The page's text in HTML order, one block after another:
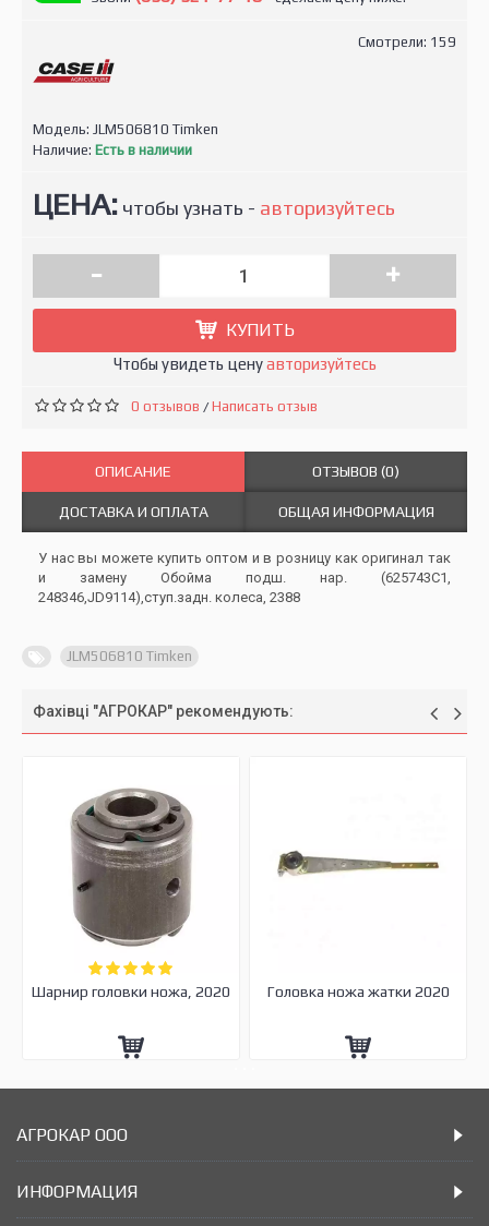
Смотрели: 159
Модель: JLM506810 Timken
Наличие: Есть в наличии
ЦЕНА: чтобы узнать - авторизуйтесь
- +
КУПИТЬ
Чтобы увидеть ценуавторизуйтесь
0 отзывов /Написать отзыв
ОПИСАНИЕ ОТЗЫВОВ (0)
ДОСТАВКА И ОПЛАТА ОБЩАЯ ИНФОРМАЦИЯ
У нас вы можете купить оптом и в розницу как оригинал так
и замену Обойма подш. нар. (625743C1,
248346,JD9114),ступ.задн. колеса, 2388
JLM506810 Timken
Фахівці "АГРОКАР" рекомендують:
Шарнир головки ножа, 2020 Головка ножа жатки 2020
АГРОКАР ООО
ИНФОРМАЦИЯ